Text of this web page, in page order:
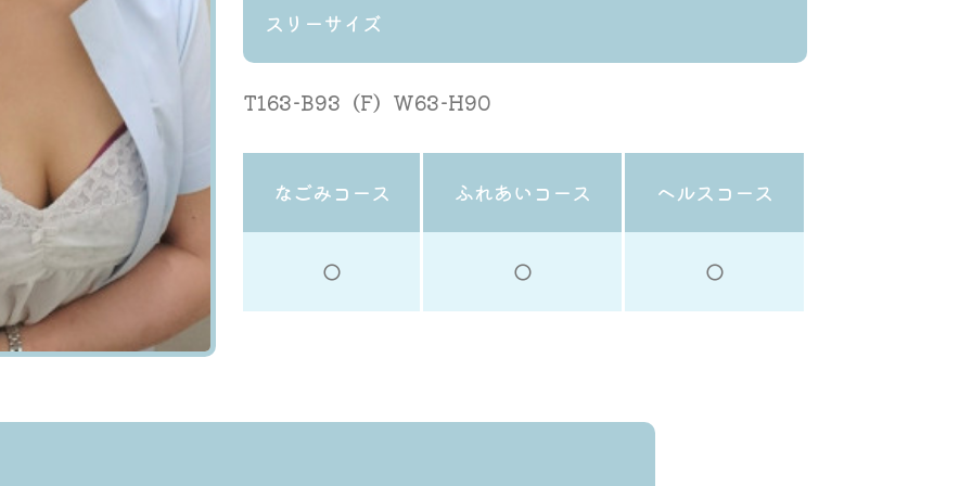
スリーサイズ
T163-B93（F）W63-H90
なごみコース ふれあいコース ヘルスコース
◯ ◯ ◯